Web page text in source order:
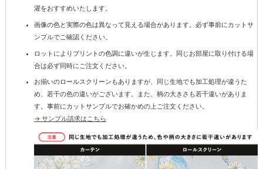
濯をおすすめいたします。
画像の色と実際の色は異なって見える場合があります。必ず事前にカットサ
ンプルでご確認ください。
ロットによりプリントの色調に違いが生じます。同じお部屋に取り付ける場
合は必ず同時にご注文ください。
お揃いのロールスクリーンもありますが、同じ生地でも加工処理が違うた
め、若干の色の違いがございます。また、柄の大きさも若干違いがありま
す。事前にカットサンプルでお確かめの上ご注文ください。
→ サンプル請求はこちら